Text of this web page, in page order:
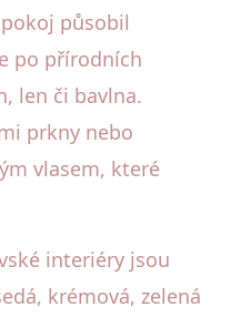
působil
po přírodních
len či bavlna.
prkny nebo
vlasem, které
interiéry jsou
krémová, zelená